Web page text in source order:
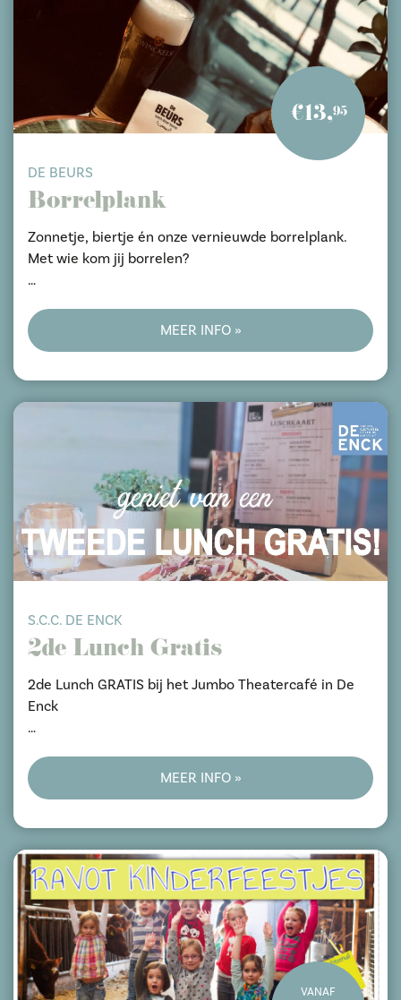
€13,95
DE BEURS
Borrelplank
Zonnetje, biertje én onze vernieuwde borrelplank.
Met wie kom jij borrelen?
MEER INFO »
S.C.C. DE ENCK
2de Lunch Gratis
2de Lunch GRATIS bij het Jumbo Theatercafé in De
Enck
MEER INFO »
VANAF